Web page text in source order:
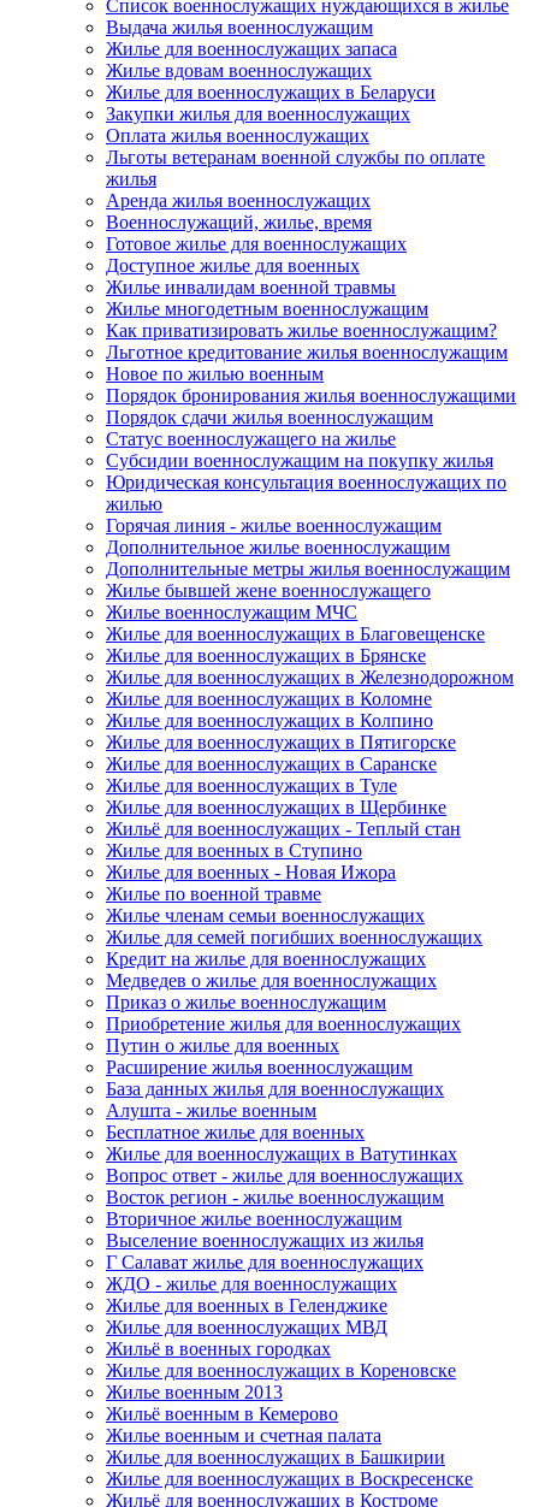
Список военнослужащих нуждающихся в жилье
Выдача жилья военнослужащим
Жилье для военнослужащих запаса
Жилье вдовам военнослужащих
Жилье для военнослужащих в Беларуси
Закупки жилья для военнослужащих
Оплата жилья военнослужащих
Льготы ветеранам военной службы по оплате
жилья
Аренда жилья военнослужащих
Военнослужащий, жилье, время
Готовое жилье для военнослужащих
Доступное жилье для военных
Жилье инвалидам военной травмы
Жилье многодетным военнослужащим
Как приватизировать жилье военнослужащим?
Льготное кредитование жилья военнослужащим
Новое по жилью военным
Порядок бронирования жилья военнослужащими
Порядок сдачи жилья военнослужащим
Статус военнослужащего на жилье
Субсидии военнослужащим на покупку жилья
Юридическая консультация военнослужащих по
жилью
Горячая линия - жилье военнослужащим
Дополнительное жилье военнослужащим
Дополнительные метры жилья военнослужащим
Жилье бывшей жене военнослужащего
Жилье военнослужащим МЧС
Жилье для военнослужащих в Благовещенске
Жилье для военнослужащих в Брянске
Жилье для военнослужащих в Железнодорожном
Жилье для военнослужащих в Коломне
Жилье для военнослужащих в Колпино
Жилье для военнослужащих в Пятигорске
Жилье для военнослужащих в Саранске
Жилье для военнослужащих в Туле
Жилье для военнослужащих в Щербинке
Жильё для военнослужащих - Теплый стан
Жилье для военных в Ступино
Жилье для военных - Новая Ижора
Жилье по военной травме
Жилье членам семьи военнослужащих
Жилье для семей погибших военнослужащих
Кредит на жилье для военнослужащих
Медведев о жилье для военнослужащих
Приказ о жилье военнослужащим
Приобретение жилья для военнослужащих
Путин о жилье для военных
Расширение жилья военнослужащим
База данных жилья для военнослужащих
Алушта - жилье военным
Бесплатное жилье для военных
Жилье для военнослужащих в Ватутинках
Вопрос ответ - жилье для военнослужащих
Восток регион - жилье военнослужащим
Вторичное жилье военнослужащим
Выселение военнослужащих из жилья
Г Салават жилье для военнослужащих
ЖДО - жилье для военнослужащих
Жилье для военных в Геленджике
Жилье для военнослужащих МВД
Жильё в военных городках
Жилье для военнослужащих в Кореновске
Жилье военным 2013
Жильё военным в Кемерово
Жилье военным и счетная палата
Жилье для военнослужащих в Башкирии
Жилье для военнослужащих в Воскресенске
Жильё для военнослужащих в Костроме